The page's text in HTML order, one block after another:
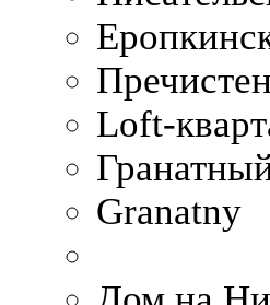
Loft-
Granatny